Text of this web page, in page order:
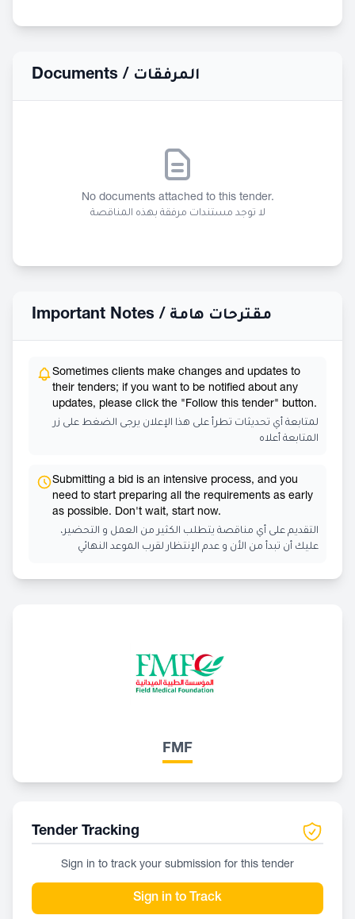
Documents / المرفقات
No documents attached to this tender.
لا توجد مستندات مرفقة بهذه المناقصة
Important Notes / مقترحات هامة
Sometimes clients make changes and updates to
their tenders; if you want to be notified about any
updates, please click the "Follow this tender" button.
لمتابعة أي تحديثات تطرأ على هذا الإعلان يرجى الضغط على زر
المتابعة أعلاه
Submitting a bid is an intensive process, and you
need to start preparing all the requirements as early
as possible. Don't wait, start now.
التقديم على أي مناقصة يتطلب الكثير من العمل و التحضير،
عليك أن تبدأ من الأن و عدم الإنتظار لقرب الموعد النهائي
FMF
Tender Tracking
Sign in to track your submission for this tender
Sign in to Track